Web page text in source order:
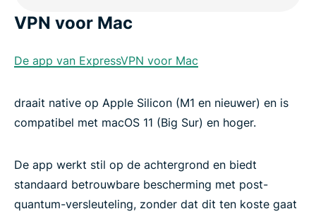
VPN voor Mac
De app van ExpressVPN voor Mac
draait native op Apple Silicon (M1 en nieuwer) en is
compatibel met macOS 11 (Big Sur) en hoger.
De app werkt stil op de achtergrond en biedt
standaard betrouwbare bescherming met post-
quantum-versleuteling, zonder dat dit ten koste gaat